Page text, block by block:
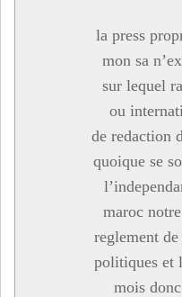
la press
mon sa
sur lequel
ou
de redaction
quoique se
maroc
reglement
politiques et
mois